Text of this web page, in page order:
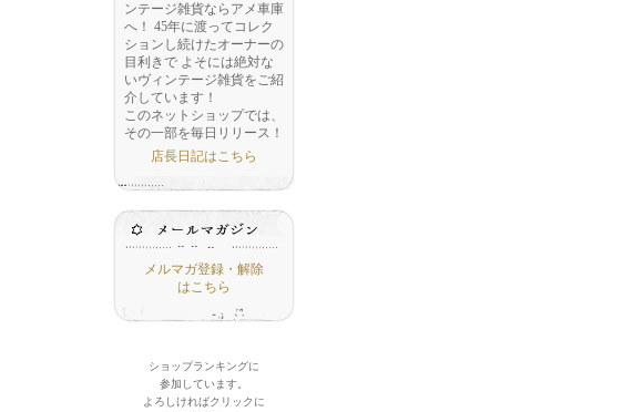
ンテージ雑貨ならアメ車庫
へ！ 45年に渡ってコレク
ションし続けたオーナーの
目利きで よそには絶対な
いヴィンテージ雑貨をご紹
介しています！
このネットショップでは、
その一部を毎日リリース！
店長日記はこちら
メルマガ登録・解除
はこちら
ショップランキングに
参加しています。
よろしければクリックに